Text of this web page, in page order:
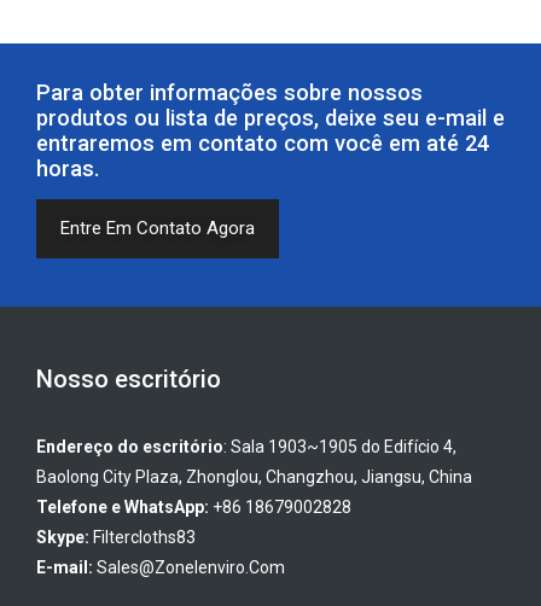
Para obter informações sobre nossos
produtos ou lista de preços, deixe seu e-mail e
entraremos em contato com você em até 24
horas.
Entre Em Contato Agora
Nosso escritório
Endereço do escritório: Sala 1903~1905 do Edifício 4,
Baolong City Plaza, Zhonglou, Changzhou, Jiangsu, China
Telefone e WhatsApp: +86 18679002828
Skype: Filtercloths83
E-mail: Sales@zonelenviro.com